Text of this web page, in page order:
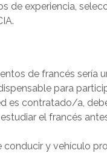
de experiencia,
de francés sería
para
es contratado/a,
el francés
conducir y vehículo